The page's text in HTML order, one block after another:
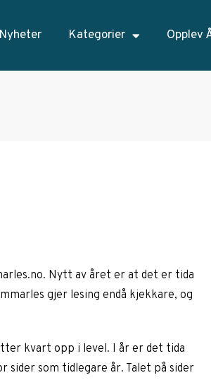
Nyheter Kategorier Opplev
Nytt av året er at det er tida
gjer lesing endå kjekkare, og
kvart opp i level. I år er det tida
sider som tidlegare år. Talet på sider